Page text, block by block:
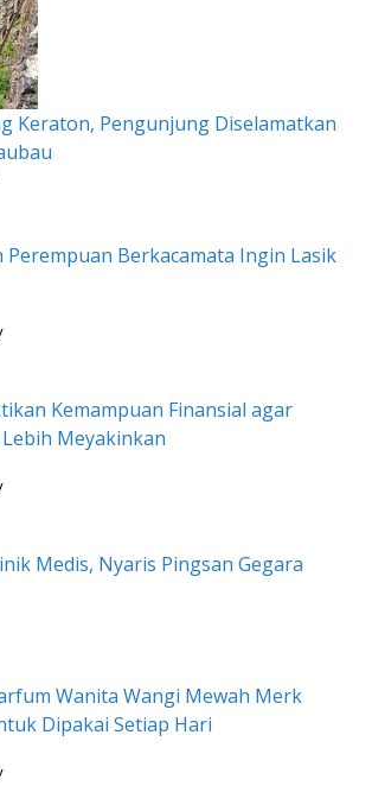
Keraton, Pengunjung Diselamatkan
Perempuan Berkacamata Ingin Lasik
Kemampuan Finansial agar
Meyakinkan
Medis, Nyaris Pingsan Gegara
Wanita Wangi Mewah Merk
Dipakai Setiap Hari